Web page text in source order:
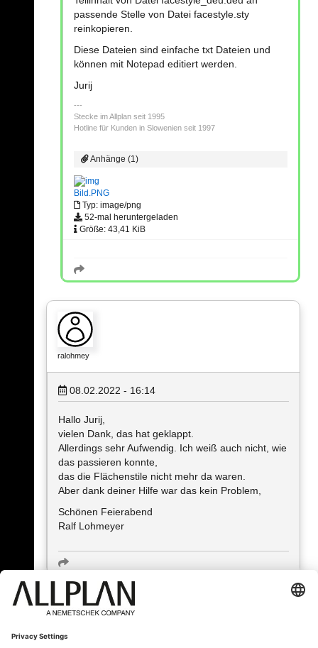
passende Stelle von Datei facestyle.sty
reinkopieren.
Diese Dateien sind einfache txt Dateien und
können mit Notepad editiert werden.
Jurij
Stecke im Allplan seit 1995
Hotline für Kunden in Slowenien seit 1997
Anhänge (1)
Bild.PNG
Typ: image/png
52-mal heruntergeladen
Größe: 43,41 KiB
ralohmey
08.02.2022 - 16:14
Hallo Jurij,
vielen Dank, das hat geklappt.
Allerdings sehr Aufwendig. Ich weiß auch nicht, wie
das passieren konnte,
das die Flächenstile nicht mehr da waren.
Aber dank deiner Hilfe war das kein Problem,
Schönen Feierabend
Ralf Lohmeyer
« Zurück